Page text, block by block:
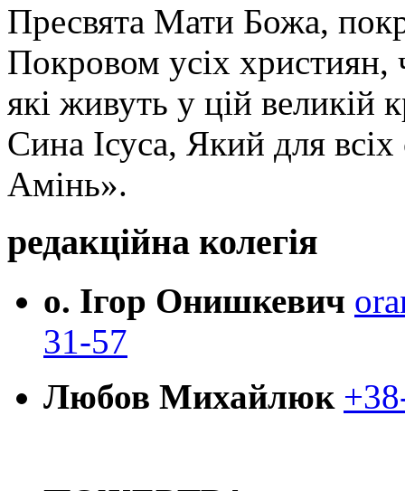
Пресвята Мати Божа,
Покровом усіх християн,
які живуть у цій великій
Сина Ісуса, Який для
Амінь».
редакційна колегія
о. Ігор Онишкевич
31-57
Любов Михайлюк